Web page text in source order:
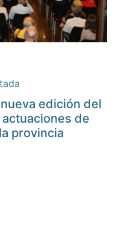
edición del
de
provincia